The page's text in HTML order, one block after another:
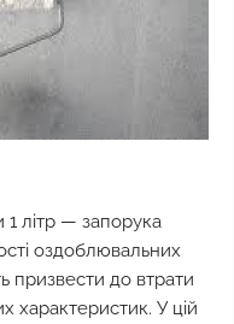
1 літр — запорука
оздоблювальних
призвести до втрати
характеристик. У цій